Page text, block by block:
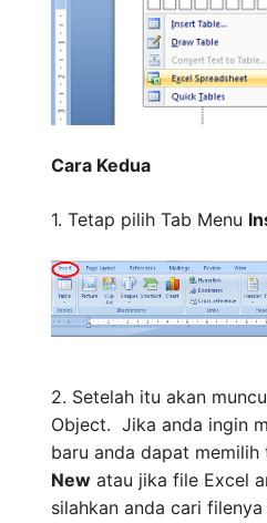
Cara Kedua
1. Tetap pilih Tab Menu
2. Setelah itu akan
Object. Jika anda ingin
baru anda dapat memilih
New atau jika file Excel
silahkan anda cari